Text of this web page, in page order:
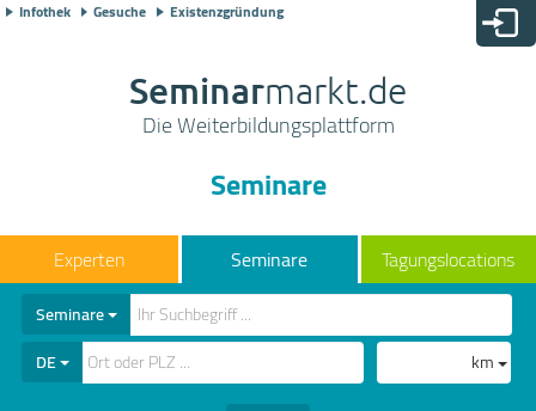
Infothek Gesuche Existenzgründung
Seminarmarkt.de
Die Weiterbildungsplattform
Seminare
Seminare Tagungslocations
Seminare
DE
km